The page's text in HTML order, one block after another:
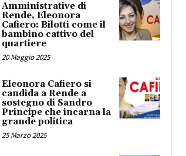
Amministrative di
Rende, Eleonora
Cafiero: Bilotti come il
bambino cattivo del
quartiere
20 Maggio 2025
Eleonora Cafiero si
candida a Rende a
sostegno di Sandro
Principe che incarna la
grande politica
25 Marzo 2025